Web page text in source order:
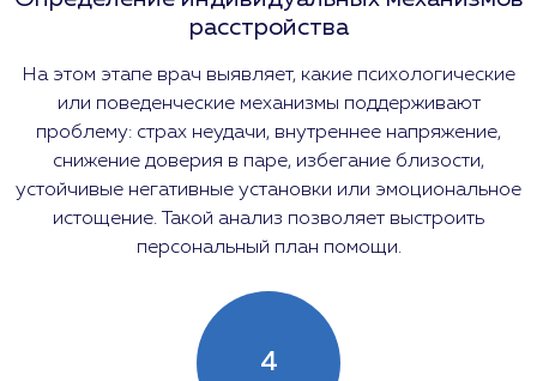
расстройства
На этом этапе врач выявляет, какие психологические
или поведенческие механизмы поддерживают
проблему: страх неудачи, внутреннее напряжение,
снижение доверия в паре, избегание близости,
устойчивые негативные установки или эмоциональное
истощение. Такой анализ позволяет выстроить
персональный план помощи.
4